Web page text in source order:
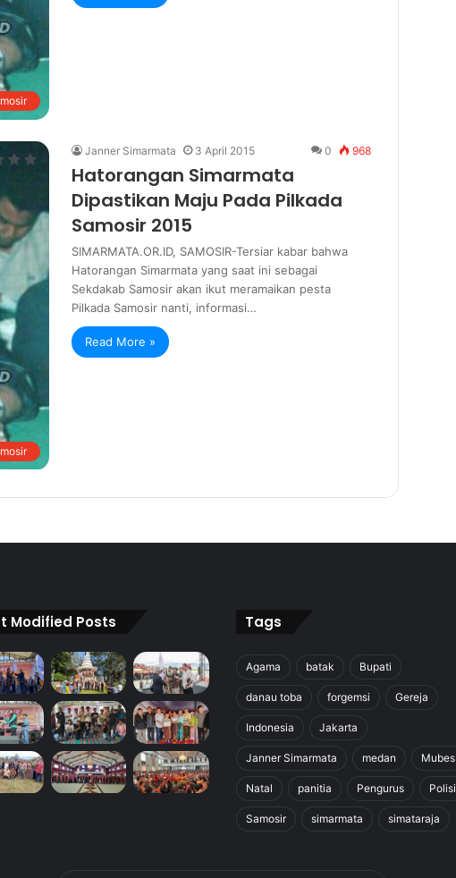
Janner Simarmata 3 April 2015 0 968
Hatorangan Simarmata
Dipastikan Maju Pada Pilkada
Samosir 2015
SIMARMATA.OR.ID, SAMOSIR-Tersiar kabar bahwa
Hatorangan Simarmata yang saat ini sebagai
Sekdakab Samosir akan ikut meramaikan pesta
Pilkada Samosir nanti, informasi…
Read More »
Modified Posts Tags
Agama batak Bupati
danau toba forgemsi Gereja
Indonesia Jakarta
Janner Simarmata medan Mubes
Natal panitia Pengurus Polisi
Samosir simarmata simataraja